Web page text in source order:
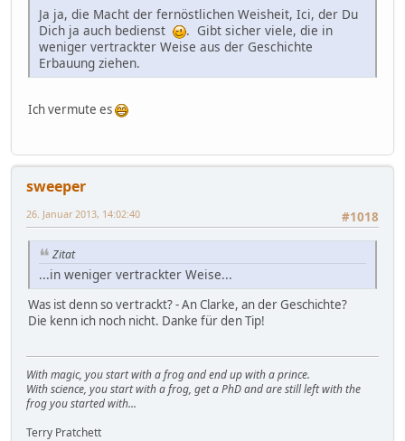
Ja ja, die Macht der fernöstlichen Weisheit, Ici, der Du
Dich ja auch bedienst
. Gibt sicher viele, die in
weniger vertrackter Weise aus der Geschichte
Erbauung ziehen.
Ich vermute es
sweeper
#1018
26. Januar 2013, 14:02:40
Zitat
...in weniger vertrackter Weise...
Was ist denn so vertrackt? - An Clarke, an der Geschichte?
Die kenn ich noch nicht. Danke für den Tip!
With magic, you start with a frog and end up with a prince.
With science, you start with a frog, get a PhD and are still left with the
frog you started with...
Terry Pratchett